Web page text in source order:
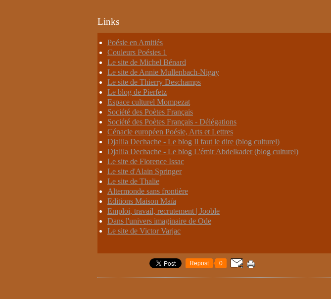
Links
Poésie en Amitiés
Couleurs Poésies 1
Le site de Michel Bénard
Le site de Annie Mullenbach-Nigay
Le site de Thierry Deschamps
Le blog de Pierfetz
Espace culturel Mompezat
Société des Poètes Français
Société des Poètes Français - Délégations
Cénacle européen Poésie, Arts et Lettres
Djalila Dechache - Le blog Il faut le dire (blog culturel)
Djalila Dechache - Le blog L'émir Abdelkader (blog culturel)
Le site de Florence Issac
Le site d'Alain Springer
Le site de Thalie
Altermonde sans frontière
Editions Maison Maïa
Emploi, travail, recrutement | Jooble
Dans l'univers imaginaire de Ode
Le site de Victor Varjac
Repost 0